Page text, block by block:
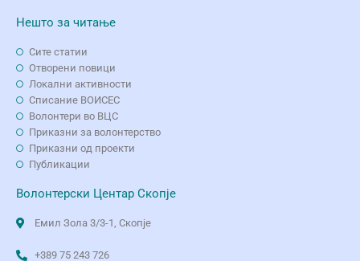
Нешто за читање
Сите статии
Отворени повици
Локални активности
Списание ВОИСЕС
Волонтери во ВЦС
Приказни за волонтерство
Приказни од проекти
Публикации
Волонтерски Центар Скопје
Емил Зола 3/3-1, Скопје
+389 75 243 726